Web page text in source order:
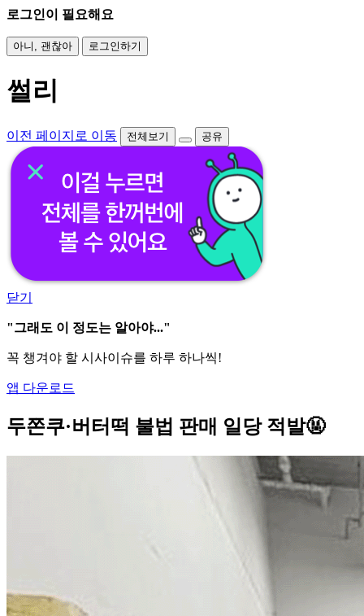
로그인이 필요해요
아니, 괜찮아 로그인하기
썰리
이전 페이지로 이동 전체보기 공유
닫기
"그래도 이 정도는 알아야..."
꼭 챙겨야 할 시사이슈를 하루 하나씩!
앱 다운로드
두쫀쿠·버터떡 불법 판매 일당 적발🤬